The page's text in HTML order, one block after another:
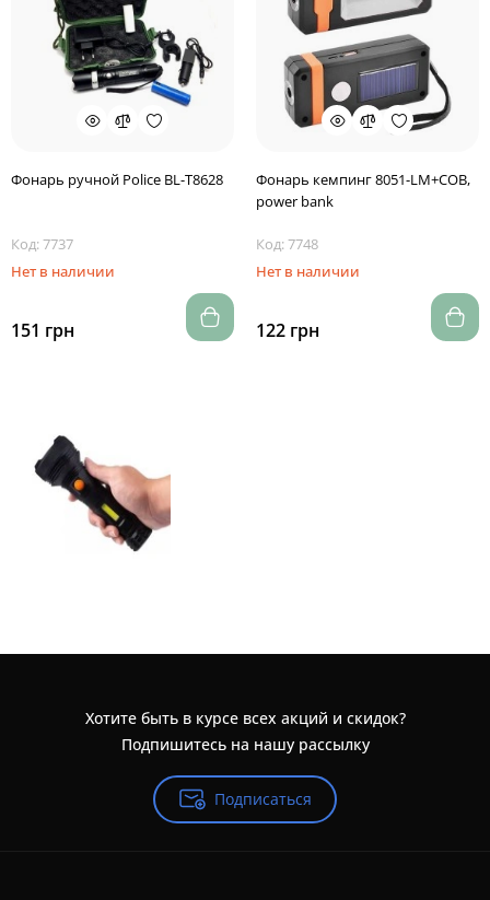
Фонарь ручной Police BL-T8628
Код: 7737
Нет в наличии
151 грн
Фонарь кемпинг 8051-LM+COB,
power bank
Код: 7748
Нет в наличии
122 грн
Хотите быть в курсе всех акций и скидок?
Подпишитесь на нашу рассылку
Подписаться